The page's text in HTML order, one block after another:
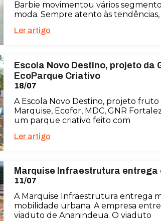
Barbie movimentou vários
moda. Sempre atento às tendências,
Ler artigo
Escola Novo Destino, projeto da
EcoParque Criativo
18/07
A Escola Novo Destino, projeto
Marquise, Ecofor, MDC, GNR
um parque criativo feito com
Ler artigo
Marquise Infraestrutura entrega
11/07
A Marquise Infraestrutura entrega
mobilidade urbana. A empresa
viaduto de Ananindeua. O viaduto